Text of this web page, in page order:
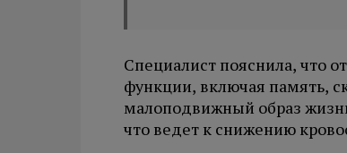
Специалист пояснила, что
функции, включая память,
малоподвижный образ
что ведет к снижению